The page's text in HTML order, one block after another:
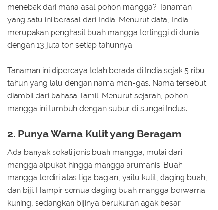
menebak dari mana asal pohon mangga? Tanaman
yang satu ini berasal dari India. Menurut data, India
merupakan penghasil buah mangga tertinggi di dunia
dengan 13 juta ton setiap tahunnya.
Tanaman ini dipercaya telah berada di India sejak 5 ribu
tahun yang lalu dengan nama man-gas. Nama tersebut
diambil dari bahasa Tamil. Menurut sejarah, pohon
mangga ini tumbuh dengan subur di sungai Indus.
2. Punya Warna Kulit yang Beragam
Ada banyak sekali jenis buah mangga, mulai dari
mangga alpukat hingga mangga arumanis. Buah
mangga terdiri atas tiga bagian, yaitu kulit, daging buah,
dan biji. Hampir semua daging buah mangga berwarna
kuning, sedangkan bijinya berukuran agak besar.